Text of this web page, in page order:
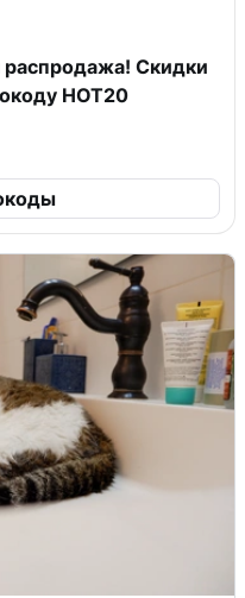
распродажа! Скидки
HOT20